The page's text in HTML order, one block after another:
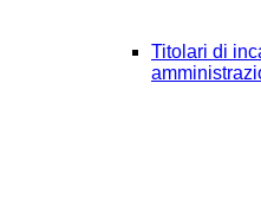
Titolari di